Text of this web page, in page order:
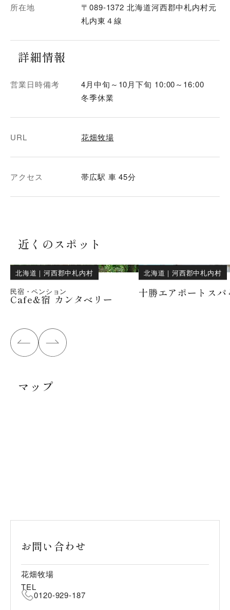
所在地
〒089-1372 北海道河西郡中札内村元
札内東４線
詳細情報
営業日時備考
4月中旬～10月下旬 10:00～16:00
冬季休業
URL 花畑牧場
アクセス 帯広駅 車 45分
近くのスポット
北海道 ｜河西郡中札内村
民宿・ペンション
Cafe&宿 カンタベリー
北海道 ｜河西郡中札内村
十勝エアポートスパ
マップ
お問い合わせ
花畑牧場
TEL
0120-929-187